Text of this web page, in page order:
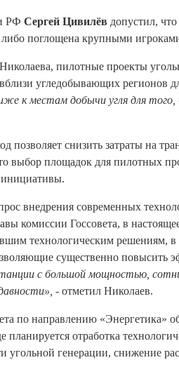
РФ Сергей Цивилёв допустил,
поглощена крупными
пилотные проекты
угледобывающих регионов
к местам добычи угля для
позволяет снизить затраты на
выбор площадок для пилотных
инициативы.
внедрения современных
комиссии Госсовета, в
технологическим решениям,
существенно повысить
с большой мощностью,
- отметил Николаев.
по направлению «Энергетика»
планируется отработка
генерации, снижение